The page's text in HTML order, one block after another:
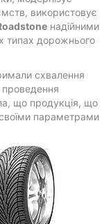
використовує
надійними
типах дорожнього
схвалення
проведення
що продукція, що
параметрами